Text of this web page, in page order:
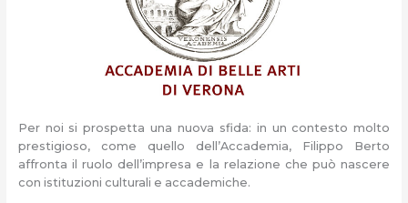
Per noi si prospetta una nuova sfida: in un contesto molto
prestigioso, come quello dell’Accademia, Filippo Berto
affronta il ruolo dell’impresa e la relazione che può nascere
con istituzioni culturali e accademiche.